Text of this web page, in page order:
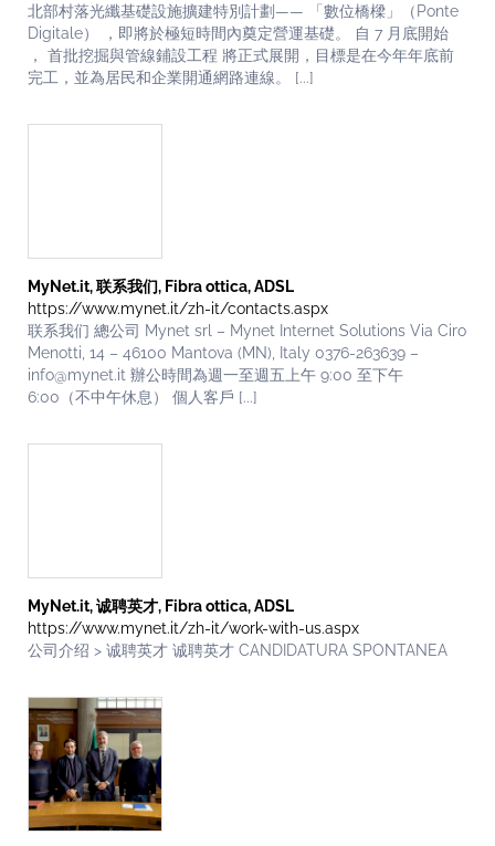
北部村落光纖基礎設施擴建特別計劃—— 「數位橋樑」（Ponte
Digitale） ，即將於極短時間內奠定營運基礎。 自 7 月底開始
， 首批挖掘與管線鋪設工程 將正式展開，目標是在今年年底前
完工，並為居民和企業開通網路連線。 [...]
MyNet.it, 联系我们, Fibra ottica, ADSL
https://www.mynet.it/zh-it/contacts.aspx
联系我们 總公司 Mynet srl – Mynet Internet Solutions Via Ciro
Menotti, 14 – 46100 Mantova (MN), Italy 0376-263639 –
info@mynet.it 辦公時間為週一至週五上午 9:00 至下午
6:00（不中午休息） 個人客戶 [...]
MyNet.it, 诚聘英才, Fibra ottica, ADSL
https://www.mynet.it/zh-it/work-with-us.aspx
公司介绍 > 诚聘英才 诚聘英才 CANDIDATURA SPONTANEA